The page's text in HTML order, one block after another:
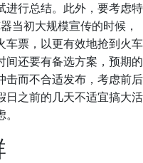
进行总结。此外，要考虑特
当初大规模宣传的时候，
车票，以更有效地抢到火车
间还要有备选方案，预期的
击而不合适发布，考虑前后
日之前的几天不适宜搞大活